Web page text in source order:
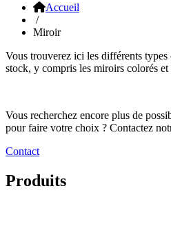
Accueil
/
Miroir
Vous trouverez ici les différents
stock, y compris les miroirs colorés
Vous recherchez encore plus de
pour faire votre choix ? Contactez
Contact
Produits